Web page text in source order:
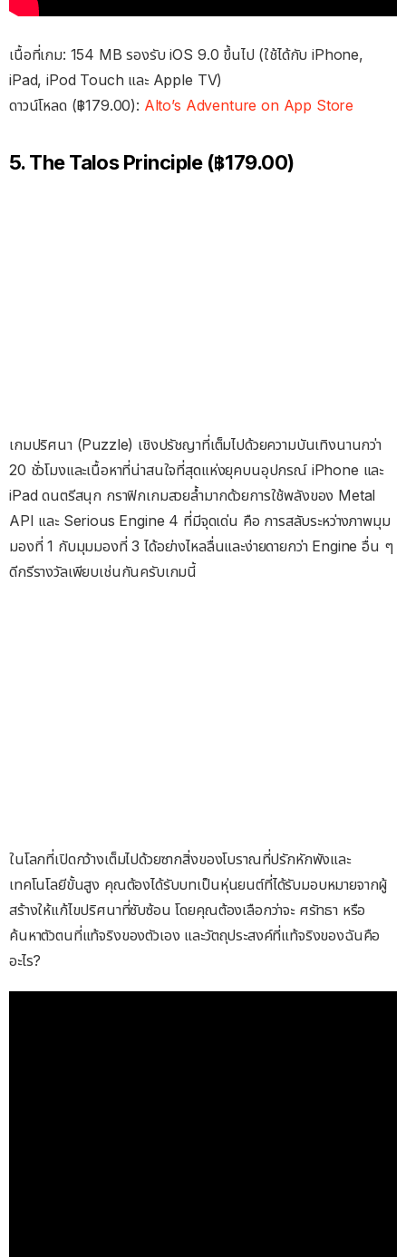
เนื้อที่เกม: 154 MB รองรับ iOS 9.0 ขึ้นไป (ใช้ได้กับ iPhone,
iPad, iPod Touch และ Apple TV)
ดาวน์โหลด (฿179.00): Alto’s Adventure on App Store
5. The Talos Principle (฿179.00)
เกมปริศนา (Puzzle) เชิงปรัชญาที่เต็มไปด้วยความบันเทิงนานกว่า
20 ชั่วโมงและเนื้อหาที่น่าสนใจที่สุดแห่งยุคบนอุปกรณ์ iPhone และ
iPad ดนตรีสนุก กราฟิกเกมสวยล้ำมากด้วยการใช้พลังของ Metal
API และ Serious Engine 4 ที่มีจุดเด่น คือ การสลับระหว่างภาพมุม
มองที่ 1 กับมุมมองที่ 3 ได้อย่างไหลลื่นและง่ายดายกว่า Engine อื่น ๆ
ดีกรีรางวัลเพียบเช่นกันครับเกมนี้
ในโลกที่เปิดกว้างเต็มไปด้วยซากสิ่งของโบราณที่ปรักหักพังและ
เทคโนโลยีขั้นสูง คุณต้องได้รับบทเป็นหุ่นยนต์ที่ได้รับมอบหมายจากผู้
สร้างให้แก้ไขปริศนาที่ซับซ้อน โดยคุณต้องเลือกว่าจะ ศรัทธา หรือ
ค้นหาตัวตนที่แท้จริงของตัวเอง และวัตถุประสงค์ที่แท้จริงของฉันคือ
อะไร?